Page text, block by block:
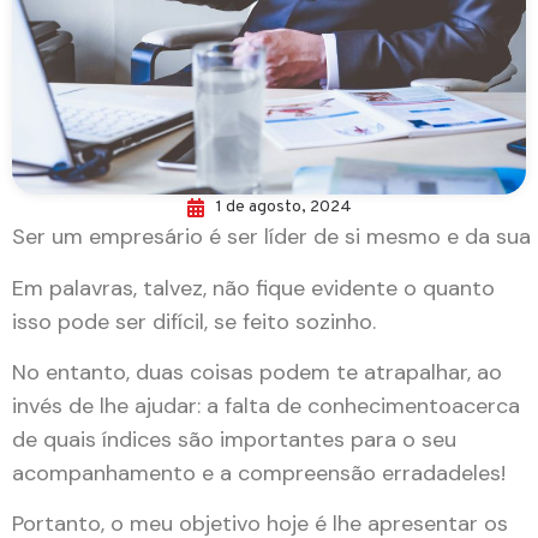
1 de agosto, 2024
Ser um empresário é ser líder de si mesmo e da
Em palavras, talvez, não fique evidente o quanto
isso pode ser difícil, se feito sozinho.
No entanto, duas coisas podem te atrapalhar, ao
invés de lhe ajudar: a falta de conhecimentoacerca
de quais índices são importantes para o seu
acompanhamento e a compreensão erradadeles!
Portanto, o meu objetivo hoje é lhe apresentar os